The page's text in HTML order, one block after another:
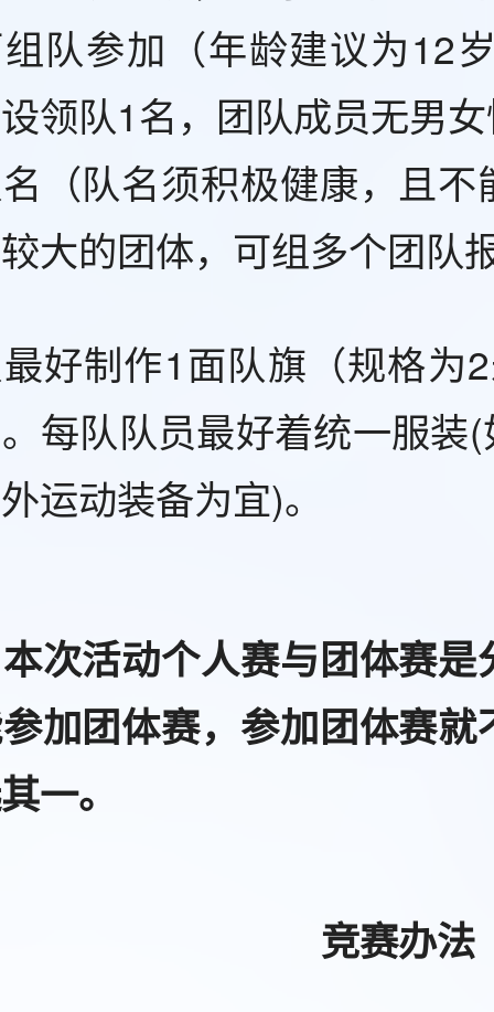
队参加（年龄建议为12
领队1名，团队成员无男
（队名须积极健康，且
大的团体，可组多个团队
好制作1面队旗（规格为
每队队员最好着统一服装
运动装备为宜)。
次活动个人赛与团体赛
加团体赛，参加团体赛
一。
竞赛办法